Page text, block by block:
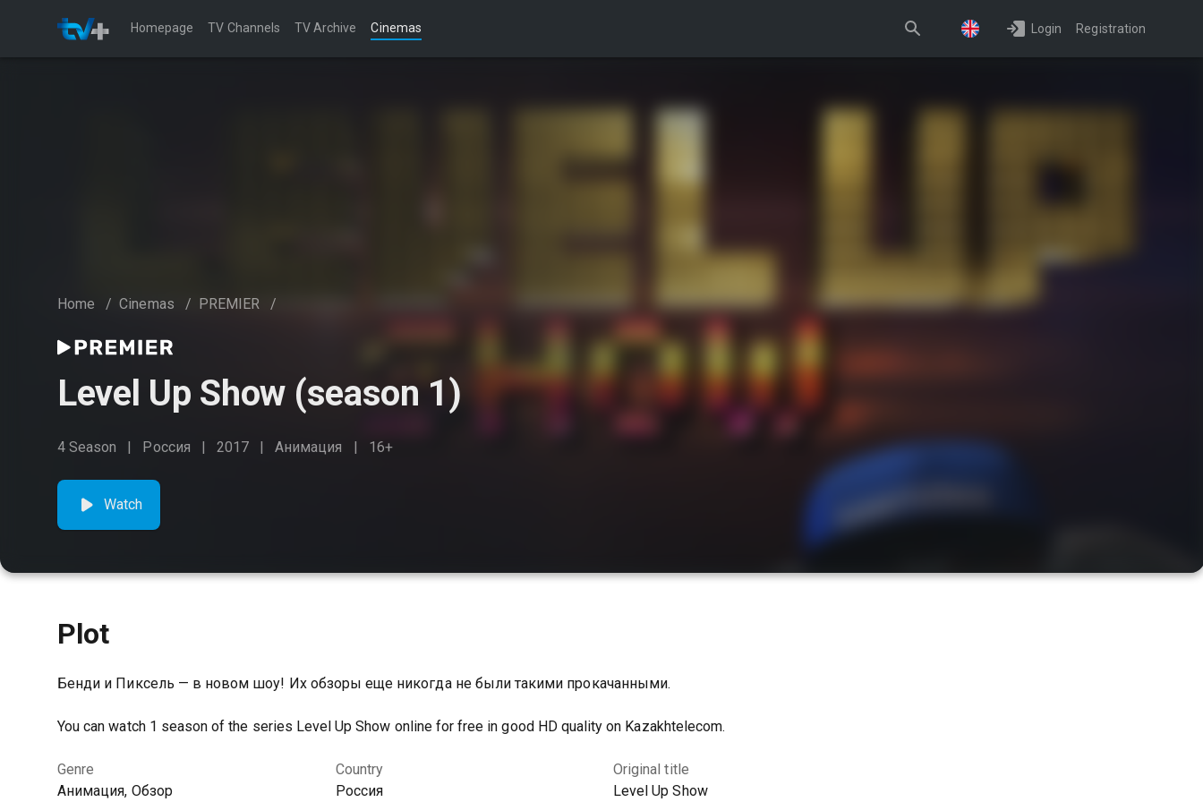
Homepage TV Channels TV Archive Cinemas Login Registration
Home / Cinemas / PREMIER /
Level Up Show (season 1)
4 Season Россия 2017 Анимация 16+
Watch
Plot
Бенди и Пиксель — в новом шоу! Их обзоры еще никогда не были такими прокачанными.
You can watch 1 season of the series Level Up Show online for free in good HD quality on Kazakhtelecom.
Genre
Анимация, Обзор
Country
Россия
Original title
Level Up Show